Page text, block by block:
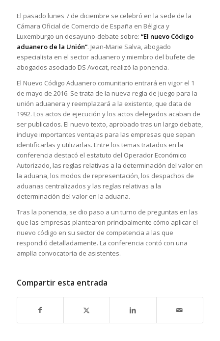
El pasado lunes 7 de diciembre se celebró en la sede de la
Cámara Oficial de Comercio de España en Bélgica y
Luxemburgo un desayuno-debate sobre: “El nuevo Código
aduanero de la Unión”. Jean-Marie Salva, abogado
especialista en el sector aduanero y miembro del bufete de
abogados asociado DS Avocat, realizó la ponencia.
El Nuevo Código Aduanero comunitario entrará en vigor el 1
de mayo de 2016. Se trata de la nueva regla de juego para la
unión aduanera y reemplazará a la existente, que data de
1992. Los actos de ejecución y los actos delegados acaban de
ser publicados. El nuevo texto, aprobado tras un largo debate,
incluye importantes ventajas para las empresas que sepan
identificarlas y utilizarlas. Entre los temas tratados en la
conferencia destacó el estatuto del Operador Económico
Autorizado, las reglas relativas a la determinación del valor en
la aduana, los modos de representación, los despachos de
aduanas centralizados y las reglas relativas a la
determinación del valor en la aduana.
Tras la ponencia, se dio paso a un turno de preguntas en las
que las empresas plantearon principalmente cómo aplicar el
nuevo código en su sector de competencia a las que
respondió detalladamente. La conferencia contó con una
amplía convocatoria de asistentes.
Compartir esta entrada